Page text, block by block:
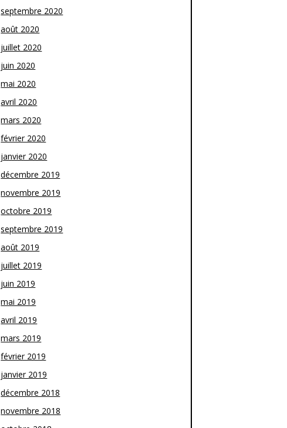
septembre 2020
août 2020
juillet 2020
juin 2020
mai 2020
avril 2020
mars 2020
février 2020
janvier 2020
décembre 2019
novembre 2019
octobre 2019
septembre 2019
août 2019
juillet 2019
juin 2019
mai 2019
avril 2019
mars 2019
février 2019
janvier 2019
décembre 2018
novembre 2018